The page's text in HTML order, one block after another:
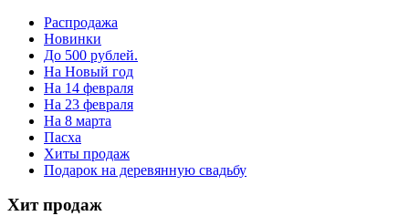
Распродажа
Новинки
До 500 рублей.
На Новый год
На 14 февраля
На 23 февраля
На 8 марта
Пасха
Хиты продаж
Подарок на деревянную свадьбу
Хит продаж